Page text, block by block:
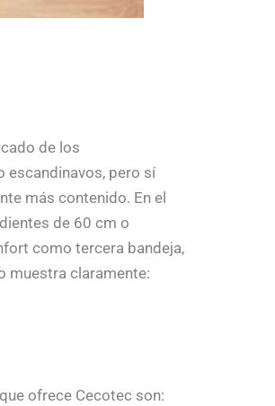
de los
escandinavos, pero sí
más contenido. En el
de 60 cm o
como tercera bandeja,
muestra claramente:
ofrece Cecotec son: